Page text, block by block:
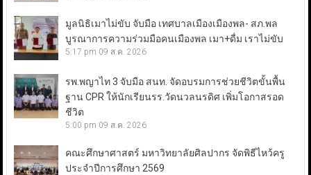
มูลนิธิเมาไม่ขับ จับมือ เทศบาลเมืองเมืองพล- สภ.พล
บูรณาการความร่วมมือคนเมืองพล เมา+ดื่ม เราไม่ขับ
5:17 pm 09 ส.ค. 2026
รพ.พญาไท 3 จับมือ สนท. จัดอบรมการช่วยชีวิตขั้นพื้น
ฐาน CPR ให้นักเรียนรร.วัดนวลนรดิศ เพิ่มโอกาสรอด
ชีวิต
5:00 pm 09 ส.ค. 2026
คณะศึกษาศาสตร์ มหาวิทยาลัยศิลปากร จัดพิธีไหว้ครู
ประจำปีการศึกษา 2569